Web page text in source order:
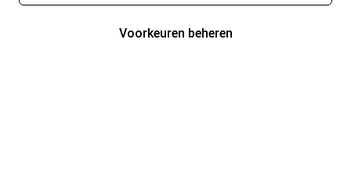
Voorkeuren beheren